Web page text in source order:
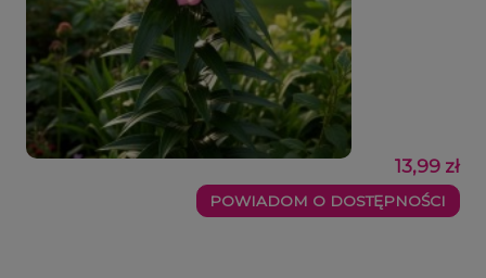
13,99 zł
POWIADOM O DOSTĘPNOŚCI